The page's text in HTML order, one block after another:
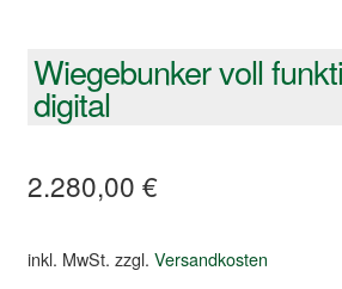
Wiegebunker voll
digital
2.280,00 €
inkl. MwSt. zzgl. Versandkosten